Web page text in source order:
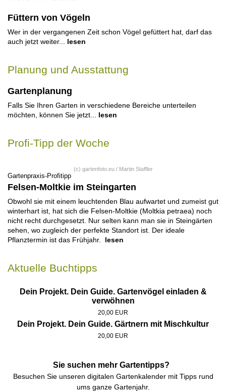
Füttern von Vögeln
Wer in der vergangenen Zeit schon Vögel gefüttert hat, darf das
auch jetzt weiter...
lesen
Planung und Ausstattung
Gartenplanung
Falls Sie Ihren Garten in verschiedene Bereiche unterteilen
möchten, können Sie jetzt...
lesen
Profi-Tipp der Woche
(c) gartenfoto.eu / Martin Staffler
Gartenpraxis-Profitipp
Felsen-Moltkie im Steingarten
Obwohl sie mit einem leuchtenden Blau aufwartet und zumeist gut
winterhart ist, hat sich die Felsen-Moltkie (Moltkia petraea) noch
nicht recht durchgesetzt. Nur selten kann man sie in Steingärten
sehen, wo zugleich der perfekte Standort ist. Der ideale
Pflanztermin ist das Frühjahr.
lesen
Aktuelle Buchtipps
Dein Projekt. Dein Guide. Gartenvögel einladen &
verwöhnen
20,00 EUR
Dein Projekt. Dein Guide. Gärtnern mit Mischkultur
20,00 EUR
Sie suchen mehr Gartentipps?
Besuchen Sie unseren digitalen Gartenkalender mit Tipps rund
ums ganze Gartenjahr.